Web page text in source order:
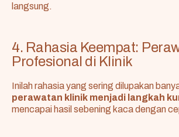
langsung.
4. Rahasia Keempat:
Profesional di Klinik
Inilah rahasia yang sering dilupakan
perawatan klinik menjadi langkah
mencapai hasil sebening kaca dengan